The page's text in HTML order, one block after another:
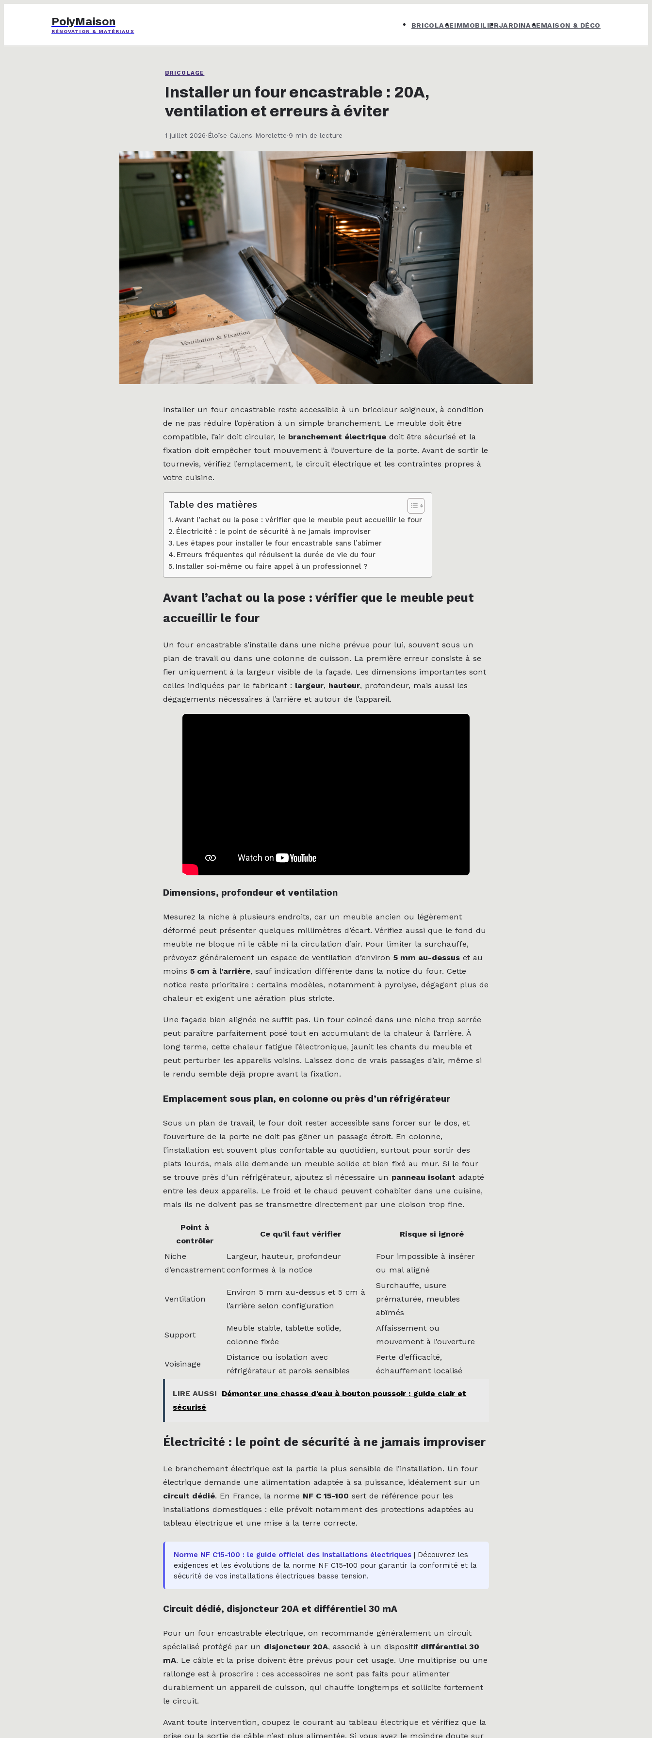
PolyMaison
RÉNOVATION & MATÉRIAUX
BRICOLAGEIMMOBILIERJARDINAGEMAISON & DÉCO
BRICOLAGE
Installer un four encastrable : 20A,
ventilation et erreurs à éviter
1 juillet 2026·Éloïse Callens-Morelette·9 min de lecture
Installer un four encastrable reste accessible à un bricoleur soigneux, à condition
de ne pas réduire l’opération à un simple branchement. Le meuble doit être
compatible, l’air doit circuler, le branchement électrique doit être sécurisé et la
fixation doit empêcher tout mouvement à l’ouverture de la porte. Avant de sortir le
tournevis, vérifiez l’emplacement, le circuit électrique et les contraintes propres à
votre cuisine.
Table des matières
Avant l’achat ou la pose : vérifier que le meuble peut accueillir le four
Électricité : le point de sécurité à ne jamais improviser
Les étapes pour installer le four encastrable sans l’abîmer
Erreurs fréquentes qui réduisent la durée de vie du four
Installer soi-même ou faire appel à un professionnel ?
Avant l’achat ou la pose : vérifier que le meuble peut
accueillir le four
Un four encastrable s’installe dans une niche prévue pour lui, souvent sous un
plan de travail ou dans une colonne de cuisson. La première erreur consiste à se
fier uniquement à la largeur visible de la façade. Les dimensions importantes sont
celles indiquées par le fabricant : largeur, hauteur, profondeur, mais aussi les
dégagements nécessaires à l’arrière et autour de l’appareil.
Dimensions, profondeur et ventilation
Mesurez la niche à plusieurs endroits, car un meuble ancien ou légèrement
déformé peut présenter quelques millimètres d’écart. Vérifiez aussi que le fond du
meuble ne bloque ni le câble ni la circulation d’air. Pour limiter la surchauffe,
prévoyez généralement un espace de ventilation d’environ 5 mm au-dessus et au
moins 5 cm à l’arrière, sauf indication différente dans la notice du four. Cette
notice reste prioritaire : certains modèles, notamment à pyrolyse, dégagent plus de
chaleur et exigent une aération plus stricte.
Une façade bien alignée ne suffit pas. Un four coincé dans une niche trop serrée
peut paraître parfaitement posé tout en accumulant de la chaleur à l’arrière. À
long terme, cette chaleur fatigue l’électronique, jaunit les chants du meuble et
peut perturber les appareils voisins. Laissez donc de vrais passages d’air, même si
le rendu semble déjà propre avant la fixation.
Emplacement sous plan, en colonne ou près d’un réfrigérateur
Sous un plan de travail, le four doit rester accessible sans forcer sur le dos, et
l’ouverture de la porte ne doit pas gêner un passage étroit. En colonne,
l’installation est souvent plus confortable au quotidien, surtout pour sortir des
plats lourds, mais elle demande un meuble solide et bien fixé au mur. Si le four
se trouve près d’un réfrigérateur, ajoutez si nécessaire un panneau isolant adapté
entre les deux appareils. Le froid et le chaud peuvent cohabiter dans une cuisine,
mais ils ne doivent pas se transmettre directement par une cloison trop fine.
Point à
contrôler
Ce qu’il faut vérifier Risque si ignoré
Niche
d’encastrement
Largeur, hauteur, profondeur
conformes à la notice
Four impossible à insérer
ou mal aligné
Ventilation
Environ 5 mm au-dessus et 5 cm à
l’arrière selon configuration
Surchauffe, usure
prématurée, meubles
abîmés
Support
Meuble stable, tablette solide,
colonne fixée
Affaissement ou
mouvement à l’ouverture
Voisinage
Distance ou isolation avec
réfrigérateur et parois sensibles
Perte d’efficacité,
échauffement localisé
LIRE AUSSI
Démonter une chasse d'eau à bouton poussoir : guide clair et
sécurisé
Électricité : le point de sécurité à ne jamais improviser
Le branchement électrique est la partie la plus sensible de l’installation. Un four
électrique demande une alimentation adaptée à sa puissance, idéalement sur un
circuit dédié. En France, la norme NF C 15-100 sert de référence pour les
installations domestiques : elle prévoit notamment des protections adaptées au
tableau électrique et une mise à la terre correcte.
Norme NF C15-100 : le guide officiel des installations électriques | Découvrez les
exigences et les évolutions de la norme NF C15-100 pour garantir la conformité et la
sécurité de vos installations électriques basse tension.
Circuit dédié, disjoncteur 20A et différentiel 30 mA
Pour un four encastrable électrique, on recommande généralement un circuit
spécialisé protégé par un disjoncteur 20A, associé à un dispositif différentiel 30
mA. Le câble et la prise doivent être prévus pour cet usage. Une multiprise ou une
rallonge est à proscrire : ces accessoires ne sont pas faits pour alimenter
durablement un appareil de cuisson, qui chauffe longtemps et sollicite fortement
le circuit.
Avant toute intervention, coupez le courant au tableau électrique et vérifiez que la
prise ou la sortie de câble n’est plus alimentée. Si vous avez le moindre doute sur